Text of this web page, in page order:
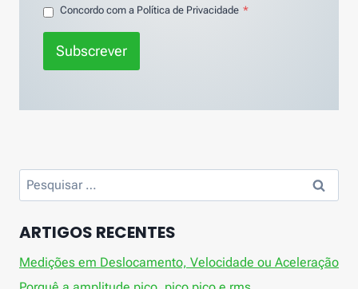
Concordo com a Política de Privacidade *
Subscrever
Pesquisar
por:
ARTIGOS RECENTES
Medições em Deslocamento, Velocidade ou Aceleração